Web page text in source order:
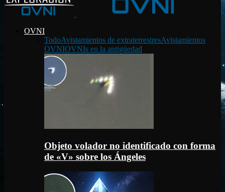
OVNI
TodoAvistamientos de extraterrestresAvistamientos
OVNIOVNIs en la antigüedad
Objeto volador no identificado con forma
de «V» sobre los Ángeles